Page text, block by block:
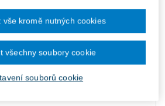
Vložit do košíku
Ceny jsou včetně DPH
předpisy pro
souborů cookie
vše kromě nutných cookies
všechny soubory cookie